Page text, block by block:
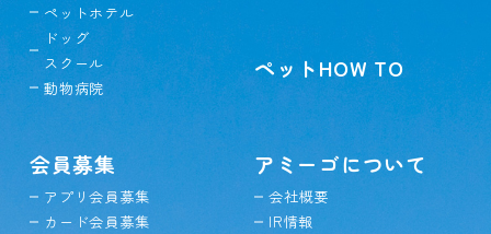
ペットホテル
ドッグ
スクール
動物病院
ペットHOW TO
会員募集
アプリ会員募集
カード会員募集
アミーゴについて
会社概要
IR情報